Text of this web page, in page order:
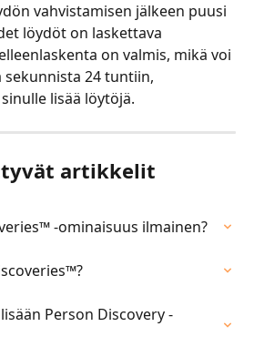
vahvistamisen jälkeen puusi
löydöt on laskettava
on valmis, mikä voi
24 tuntiin,
lisää löytöjä.​​
artikkelit
-ominaisuus ilmainen?
Person Discovery -